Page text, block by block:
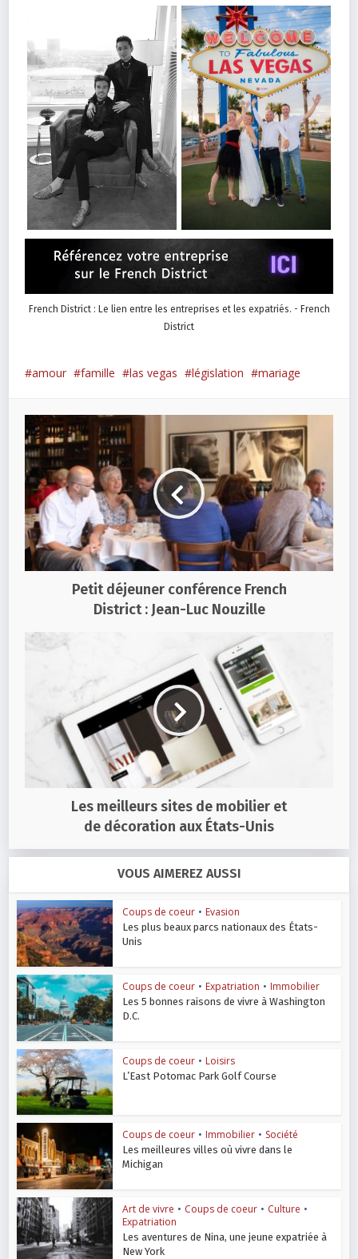
French District : Le lien entre les entreprises et les expatriés. - French
District
amour famille las vegas législation mariage
Petit déjeuner conférence French
District : Jean-Luc Nouzille
Les meilleurs sites de mobilier et
de décoration aux États-Unis
VOUS AIMEREZ AUSSI
Coups de coeur • Evasion
Les plus beaux parcs nationaux des États-
Unis
Coups de coeur • Expatriation • Immobilier
Les 5 bonnes raisons de vivre à Washington
D.C.
Coups de coeur • Loisirs
L’East Potomac Park Golf Course
Coups de coeur • Immobilier • Société
Les meilleures villes où vivre dans le
Michigan
Art de vivre • Coups de coeur • Culture •
Expatriation
Les aventures de Nina, une jeune expatriée à
New York